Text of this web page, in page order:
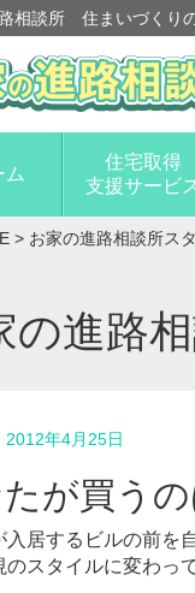
相談所 住まいづくり
ム
住宅取得
支援サービ
> お家の進路相談所ス
の進路
2012年4月25日
が買うの
入居するビルの前を
のスタイルに変わっ